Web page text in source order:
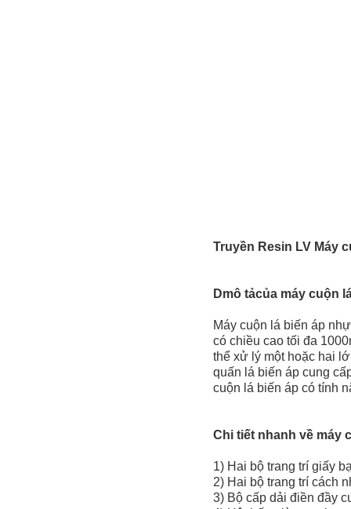
Truyền Resin LV Máy
Dmô tảcủa máy cuộn
Máy cuộn lá biến áp
có chiều cao tối đa
thể xử lý một hoặc hai
quấn lá biến áp cung
cuộn lá biến áp có tính
Chi tiết nhanh về máy
1) Hai bộ trang trí giấy
2) Hai bộ trang trí cách
3) Bộ cấp dải điền đầy